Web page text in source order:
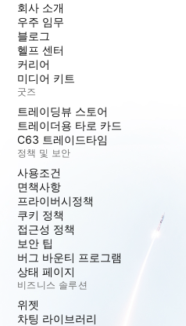
회사 소개
우주 임무
블로그
헬프 센터
커리어
미디어 키트
굿즈
트레이딩뷰 스토어
트레이더용 타로 카드
C63 트레이드타임
정책 및 보안
사용조건
면책사항
프라이버시정책
쿠키 정책
접근성 정책
보안 팁
버그 바운티 프로그램
상태 페이지
비즈니스 솔루션
위젯
차팅 라이브러리